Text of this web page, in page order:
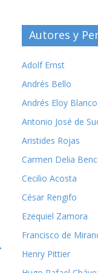
Autores y
Adolf Ernst
Andrés Bello
Andrés Eloy Blanco
Antonio José de
Aristides Rojas
Carmen Delia
Cecilio Acosta
César Rengifo
Ezequiel Zamora
Francisco de
Henry Pittier